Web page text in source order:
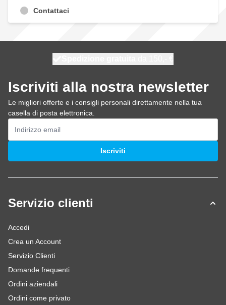
Contattaci
Iscriviti alla nostra newsletter
Le migliori offerte e i consigli personali direttamente nella tua
casella di posta elettronica.
Indirizzo email
Iscriviti
Servizio clienti
Accedi
Crea un Account
Servizio Clienti
Domande frequenti
Ordini aziendali
Ordini come privato